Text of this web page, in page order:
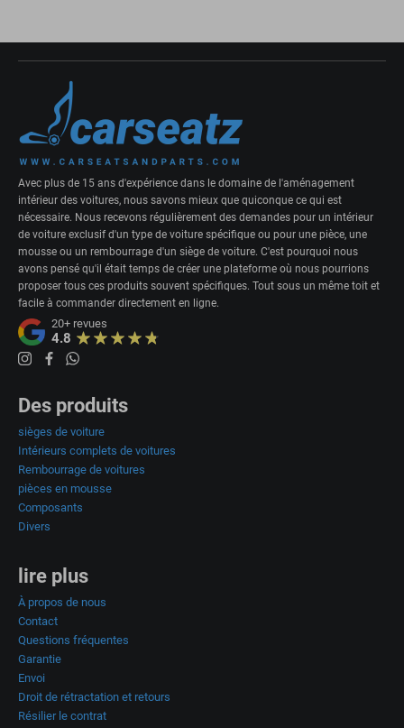
Avec plus de 15 ans d'expérience dans le domaine de l'aménagement
intérieur des voitures, nous savons mieux que quiconque ce qui est
nécessaire. Nous recevons régulièrement des demandes pour un intérieur
de voiture exclusif d'un type de voiture spécifique ou pour une pièce, une
mousse ou un rembourrage d'un siège de voiture. C'est pourquoi nous
avons pensé qu'il était temps de créer une plateforme où nous pourrions
proposer tous ces produits souvent spécifiques. Tout sous un même toit et
facile à commander directement en ligne.
20+ revues
4.8
Des produits
sièges de voiture
Intérieurs complets de voitures
Rembourrage de voitures
pièces en mousse
Composants
Divers
lire plus
À propos de nous
Contact
Questions fréquentes
Garantie
Envoi
Droit de rétractation et retours
Résilier le contrat